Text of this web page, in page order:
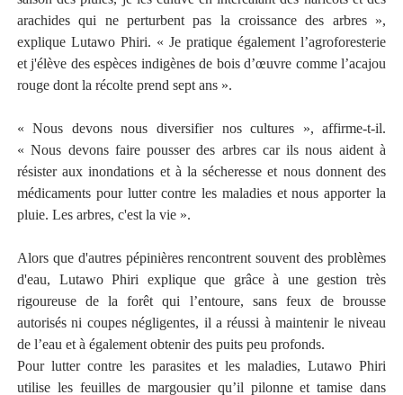
arachides qui ne perturbent pas la croissance des arbres »,
explique Lutawo Phiri. « Je pratique également l’agroforesterie
et j'élève des espèces indigènes de bois d’œuvre comme l’acajou
rouge dont la récolte prend sept ans ».
« Nous devons nous diversifier nos cultures », affirme-t-il.
« Nous devons faire pousser des arbres car ils nous aident à
résister aux inondations et à la sécheresse et nous donnent des
médicaments pour lutter contre les maladies et nous apporter la
pluie. Les arbres, c'est la vie ».
Alors que d'autres pépinières rencontrent souvent des problèmes
d'eau, Lutawo Phiri explique que grâce à une gestion très
rigoureuse de la forêt qui l’entoure, sans feux de brousse
autorisés ni coupes négligentes, il a réussi à maintenir le niveau
de l’eau et à également obtenir des puits peu profonds.
Pour lutter contre les parasites et les maladies, Lutawo Phiri
utilise les feuilles de margousier qu’il pilonne et tamise dans